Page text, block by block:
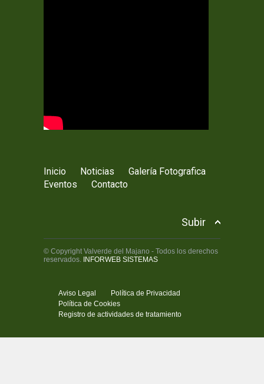
Inicio Noticias
Galería Fotografica
Eventos
Contacto
Subir
© Copyright Valverde del Majano - Todos los derechos
reservados. INFORWEB SISTEMAS
Aviso Legal
Política de Privacidad
Política de Cookies
Registro de actividades de tratamiento